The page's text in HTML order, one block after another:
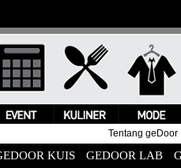
Tentang geDoor
KUIS GEDOOR LAB